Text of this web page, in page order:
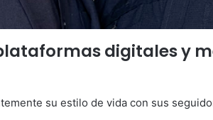
digitales y
su estilo de vida con sus